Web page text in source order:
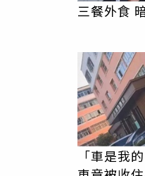
三餐外食
「車是我